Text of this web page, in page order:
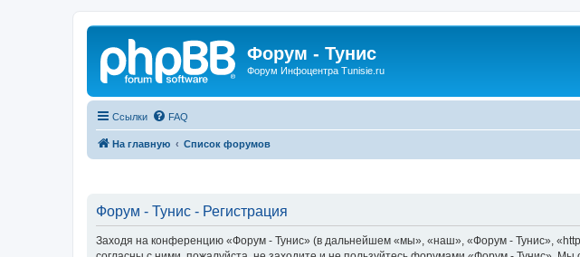
Форум - Тунис
Форум Инфоцентра Tunisie.ru
Ссылки FAQ
На главную Список форумов
Форум - Тунис - Регистрация
Заходя на конференцию «Форум - Тунис» (в дальнейшем «мы», «наш», «Форум - Тунис»,